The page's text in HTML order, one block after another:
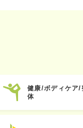
健康/ボディケア/
体